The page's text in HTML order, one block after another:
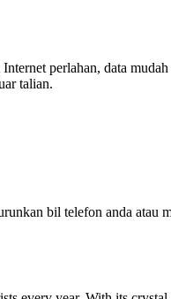
perlahan, data
talian.
bil telefon anda atau